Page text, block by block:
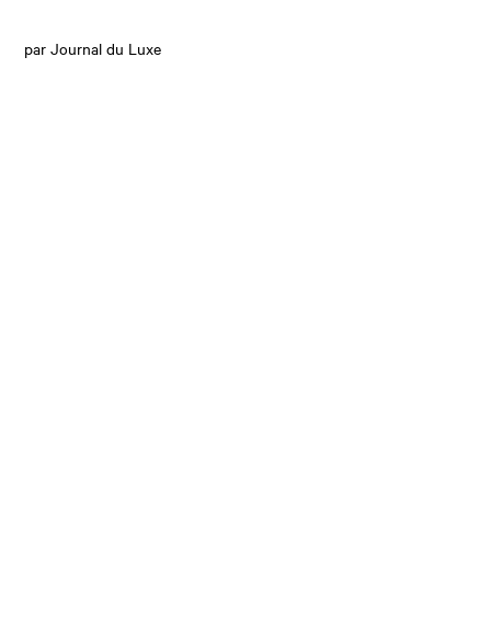
par Journal du Luxe